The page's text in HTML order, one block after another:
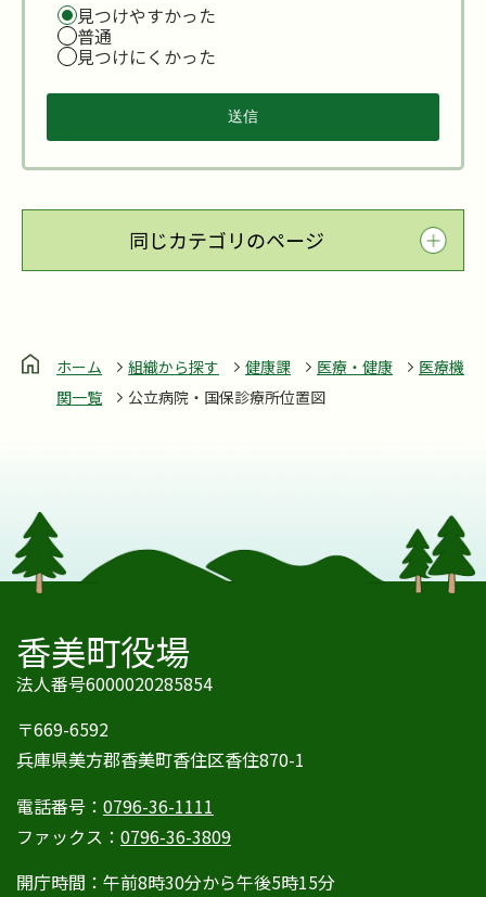
見つけやすかった
普通
見つけにくかった
同じカテゴリのページ
ホーム 組織から探す 健康課 医療・健康
医療機
関一覧
公立病院・国保診療所位置図
香美町役場
法人番号6000020285854
〒669-6592
兵庫県美方郡香美町香住区香住870-1
電話番号： 0796-36-1111
ファックス： 0796-36-3809
開庁時間：午前8時30分から午後5時15分